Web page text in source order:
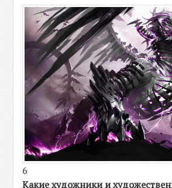
6
Какие художники и